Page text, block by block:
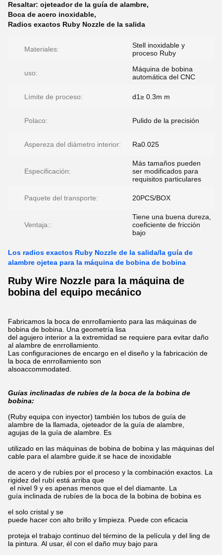
Resaltar: ojeteador de la guía de alambre,
Boca de acero inoxidable,
Radios exactos Ruby Nozzle de la salida
Materiales:
Stell inoxidable y
proceso Ruby
uso:
Máquina de bobina
automática del CNC
Límite de proceso: d1≥ 0.3m m
Polaco: Pulido de la precisión
Aspereza del diámetro interior: Ra0.025
Especificación:
Más tamaños pueden
ser modificados para
requisitos particulares
Paquete del transporte: 20PCS/BOX
Ventaja::
Tiene una buena dureza,
coeficiente de fricción
bajo
Los radios exactos Ruby Nozzle de la salida/la guía de
alambre ojetea para la máquina de bobina de bobina
Ruby Wire Nozzle para la máquina de
bobina del equipo mecánico
Fabricamos la boca de enrrollamiento para las máquinas de
bobina de bobina. Una geometría lisa
del agujero interior a la extremidad se requiere para evitar daño
al alambre de enrrollamiento.
Las configuraciones de encargo en el diseño y la fabricación de
la boca de enrrollamiento son
alsoaccommodated.
Guías inclinadas de rubíes de la boca de la bobina de
bobina:
(Ruby equipa con inyector) también los tubos de guía de
alambre de la llamada, ojeteador de la guía de alambre,
agujas de la guía de alambre. Es
utilizado en las máquinas de bobina de bobina y las máquinas del
cable para el alambre guide.it se hace de inoxidable
de acero y de rubíes por el proceso y la combinación exactos. La
rigidez del rubí está arriba que
el nivel 9 y es apenas menos que el del diamante. La
guía inclinada de rubíes de la boca de la bobina de bobina es
el solo cristal y se
puede hacer con alto brillo y limpieza. Puede con eficacia
proteja el trabajo continuo del término de la película y del ling de
la pintura. Al usar, él con el daño muy bajo para